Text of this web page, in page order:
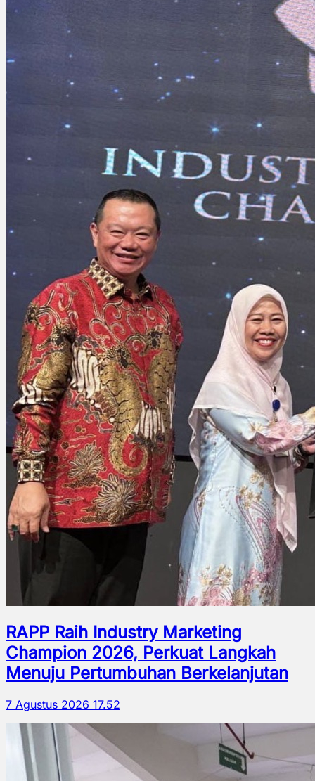
RAPP Raih Industry Marketing
Champion 2026, Perkuat Langkah
Menuju Pertumbuhan Berkelanjutan
7 Agustus 2026 17.52